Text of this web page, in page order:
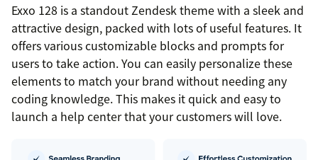
Exxo 128 is a standout Zendesk theme with a sleek and
attractive design, packed with lots of useful features. It
offers various customizable blocks and prompts for
users to take action. You can easily personalize these
elements to match your brand without needing any
coding knowledge. This makes it quick and easy to
launch a help center that your customers will love.